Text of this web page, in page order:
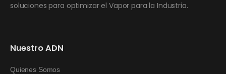
soluciones para optimizar el Vapor para la Industria.
Nuestro ADN
Quienes Somos